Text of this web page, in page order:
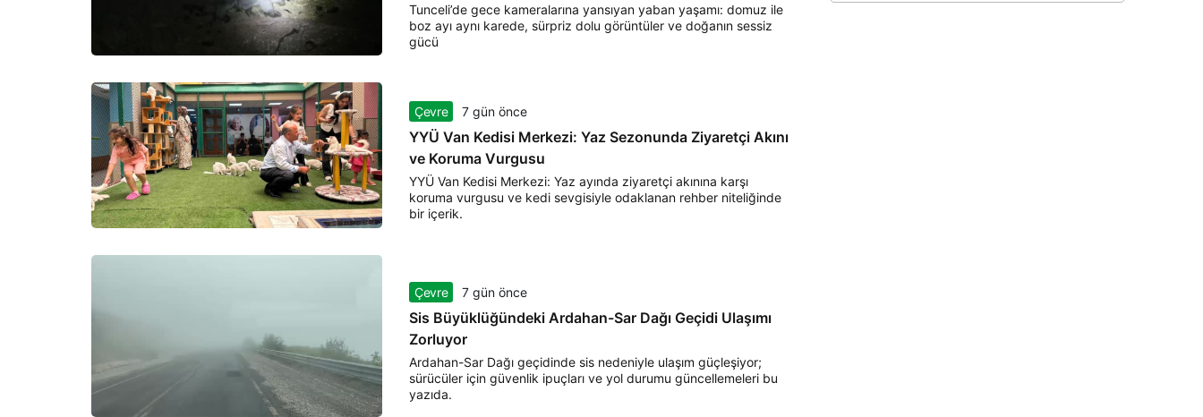
Tunceli’de gece kameralarına yansıyan yaban yaşamı: domuz ile
boz ayı aynı karede, sürpriz dolu görüntüler ve doğanın sessiz
gücü
Çevre 7 gün önce
YYÜ Van Kedisi Merkezi: Yaz Sezonunda Ziyaretçi Akını
ve Koruma Vurgusu
YYÜ Van Kedisi Merkezi: Yaz ayında ziyaretçi akınına karşı
koruma vurgusu ve kedi sevgisiyle odaklanan rehber niteliğinde
bir içerik.
Çevre 7 gün önce
Sis Büyüklüğündeki Ardahan-Sar Dağı Geçidi Ulaşımı
Zorluyor
Ardahan-Sar Dağı geçidinde sis nedeniyle ulaşım güçleşiyor;
sürücüler için güvenlik ipuçları ve yol durumu güncellemeleri bu
yazıda.